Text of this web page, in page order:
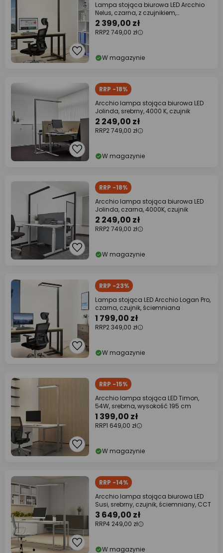
Lampa stojąca biurowa LED Arcchio
Nelus, czarna, z czujnikiem,
ściemniana
2 399,00 zł
RRP2 749,00 zł
W magazynie
RRP -18%
Arcchio lampa stojąca biurowa LED
Jolinda, srebrny, 4000 K, czujnik
2 249,00 zł
RRP2 749,00 zł
W magazynie
RRP -18%
Arcchio lampa stojąca biurowa LED
Jolinda, czarna, 4000K, czujnik
2 249,00 zł
RRP2 749,00 zł
W magazynie
RRP -23%
Lampa stojąca LED Arcchio Logan Pro,
czarna, czujnik, ściemniana
1 799,00 zł
RRP2 349,00 zł
W magazynie
RRP -15%
Arcchio lampa stojąca LED Timon,
54W, srebrna, wysokość 195 cm
1 399,00 zł
RRP1 649,00 zł
W magazynie
RRP -14%
Arcchio lampa stojąca biurowa LED
Susi, srebrny, czujnik, ściemniany, CCT
3 649,00 zł
RRP4 249,00 zł
W magazynie